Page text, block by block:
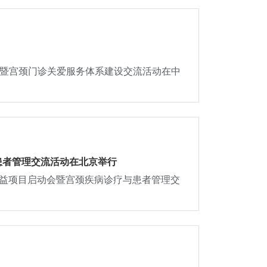
宫颈门诊关爱服务体系建设交流活动在中
管理交流活动在北京举行
项目启动会暨宫颈疾病诊疗与患者管理交